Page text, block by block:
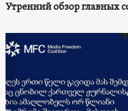
Утренний обзор главных